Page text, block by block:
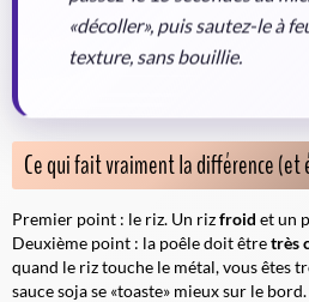
«décoller», puis sautez-le à
texture, sans bouillie.
Ce qui fait vraiment la différence
Premier point : le riz. Un rizfroid et un
Deuxième point : la poêle doit êtretrès
quand le riz touche le métal, vous êtes
sauce soja se «toaste» mieux sur le